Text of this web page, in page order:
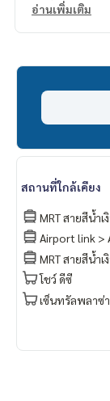
- เครื่องดูดควัน
เงื่อนไขการเช่า
ลูกค้าเช่าต่างช
ย 1 ปีขึ้นไป
อ่านเพิ่มเติม
สถานที่ใกล้เคียง
MRT สายสีน้ำ
Airport link >
MRT สายสีน้ำเ
โชว์ ดีซี
เซ็นทรัลพลาซ่